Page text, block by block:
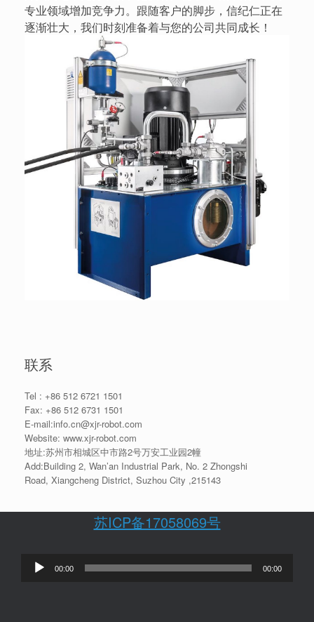
专业领域增加竞争力。跟随客户的脚步，信纪仁正在
逐渐壮大，我们时刻准备着与您的公司共同成长！
联系
Tel : +86 512 6721 1501
Fax: +86 512 6731 1501
E-mail:info.cn@xjr-robot.com
Website: www.xjr-robot.com
地址:苏州市相城区中市路2号万安工业园2幢
Add:Building 2, Wan’an Industrial Park, No. 2 Zhongshi
Road, Xiangcheng District, Suzhou City ,215143
苏ICP备17058069号
00:00 00:00